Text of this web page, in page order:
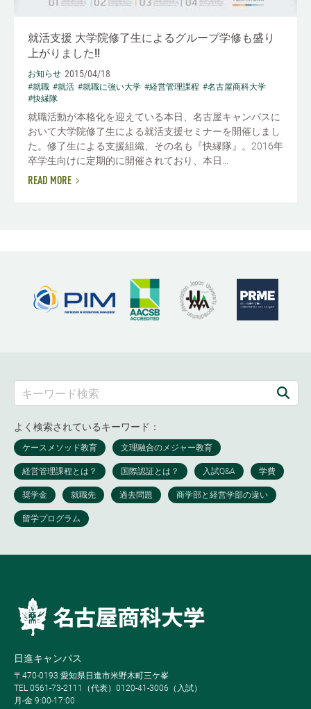
就活支援 大学院修了生によるグループ学修も盛り
上がりました!!
お知らせ 2015/04/18
#就職 #就活 #就職に強い大学 #経営管理課程 #名古屋商科大学
#快縁隊
就職活動が本格化を迎えている本日、名古屋キャンパスに
おいて大学院修了生による就活支援セミナーを開催しまし
た。修了生による支援組織、その名も『快縁隊』。2016年
卒学生向けに定期的に開催されており、本日...
READ MORE
よく検索されているキーワード：
日進キャンパス
〒470-0193 愛知県日進市米野木町三ケ峯
TEL 0561-73-2111（代表）0120-41-3006（入試）
月-金 9:00-17:00